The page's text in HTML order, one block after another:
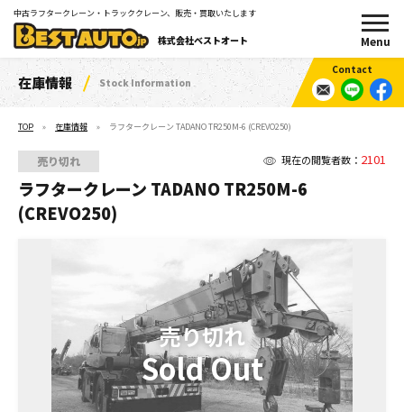
中古ラフタークレーン・トラッククレーン、販売・買取いたします
株式会社ベストオート
在庫情報 Stock Information
TOP 在庫情報 ラフタークレーン TADANO TR250M-6 (CREVO250)
現在の閲覧者数： 2101
売り切れ
ラフタークレーン TADANO TR250M-6
(CREVO250)